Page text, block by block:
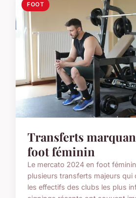
FOOT
Transferts
foot féminin
Le mercato 2024 en foot
plusieurs transferts majeurs qui
les effectifs des clubs les plus